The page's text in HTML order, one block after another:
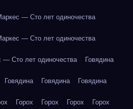
— Сто лет одиночества
— Сто лет одиночества
— Сто лет одиночества Говядина
Говядина Говядина Говядина
Горох Горох Горох Горох